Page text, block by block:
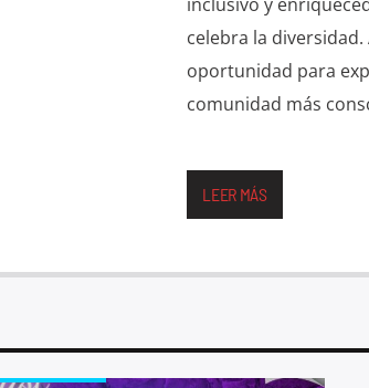
celebra la
oportunidad para
comunidad más
LEER MÁS